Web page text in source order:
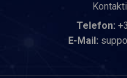
Telefon:
E-Mail: